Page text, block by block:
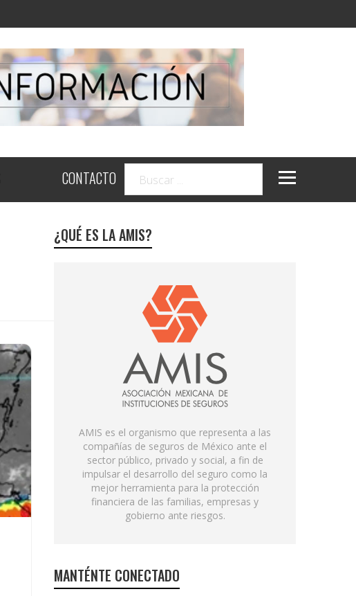
CONTACTO
¿QUÉ ES LA AMIS?
AMIS es el organismo que representa a las
compañías de seguros de México ante el
sector público, privado y social, a fin de
impulsar el desarrollo del seguro como la
mejor herramienta para la protección
financiera de las familias, empresas y
gobierno ante riesgos.
MANTÉNTE CONECTADO